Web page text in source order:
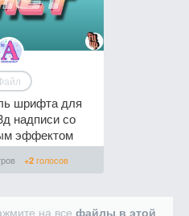
шрифта для
надписи со
эффектом
+2 голосов
на все файлы в этой